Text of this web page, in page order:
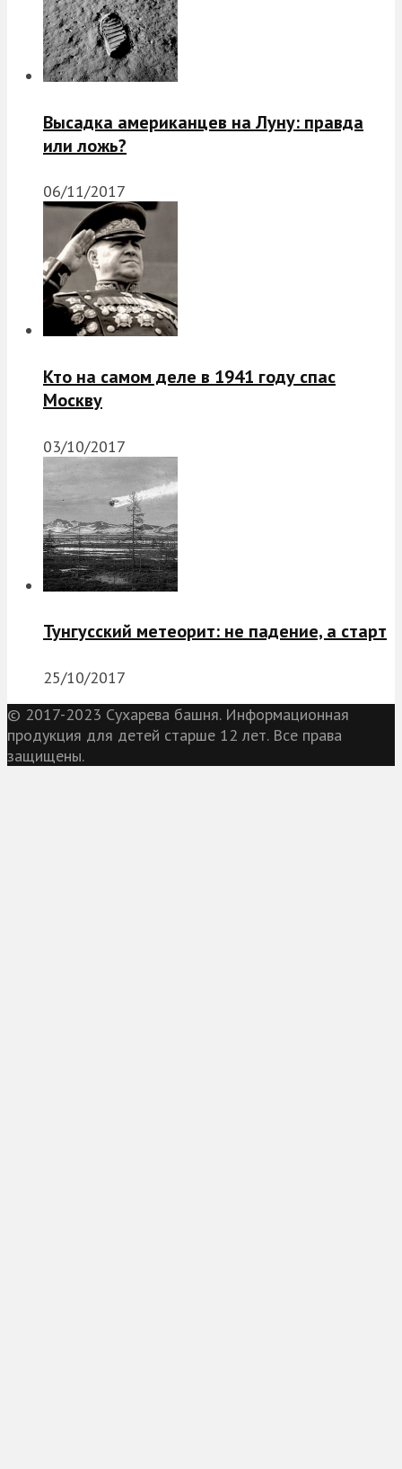
Высадка американцев на Луну: правда
или ложь?
06/11/2017
Кто на самом деле в 1941 году спас
Москву
03/10/2017
Тунгусский метеорит: не падение, а старт
25/10/2017
© 2017-2023 Сухарева башня. Информационная
продукция для детей старше 12 лет. Все права
защищены.